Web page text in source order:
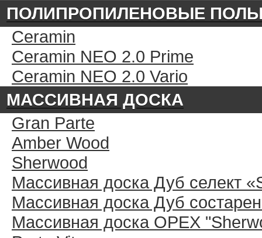
ПОЛИПРОПИЛЕНОВЫЕ
Ceramin
Ceramin NEO 2.0 Prime
Ceramin NEO 2.0 Vario
МАССИВНАЯ ДОСКА
Gran Parte
Amber Wood
Sherwood
Массивная доска Дуб селект
Массивная доска Дуб
Массивная доска ОРЕХ